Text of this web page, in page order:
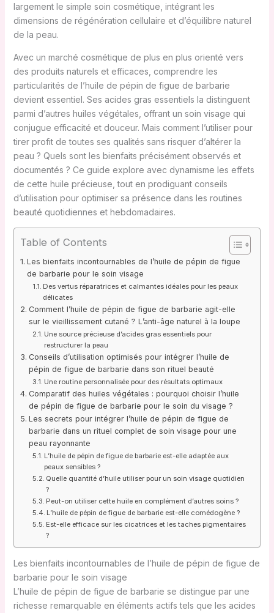
largement le simple soin cosmétique, intégrant les
dimensions de régénération cellulaire et d’équilibre naturel
de la peau.
Avec un marché cosmétique de plus en plus orienté vers
des produits naturels et efficaces, comprendre les
particularités de l’huile de pépin de figue de barbarie
devient essentiel. Ses acides gras essentiels la distinguent
parmi d’autres huiles végétales, offrant un soin visage qui
conjugue efficacité et douceur. Mais comment l’utiliser pour
tirer profit de toutes ses qualités sans risquer d’altérer la
peau ? Quels sont les bienfaits précisément observés et
documentés ? Ce guide explore avec dynamisme les effets
de cette huile précieuse, tout en prodiguant conseils
d’utilisation pour optimiser sa présence dans les routines
beauté quotidiennes et hebdomadaires.
Table of Contents
Les bienfaits incontournables de l’huile de pépin de figue
de barbarie pour le soin visage
Des vertus réparatrices et calmantes idéales pour les peaux
délicates
Comment l’huile de pépin de figue de barbarie agit-elle
sur le vieillissement cutané ? L’anti-âge naturel à la loupe
Une source précieuse d’acides gras essentiels pour
restructurer la peau
Conseils d’utilisation optimisés pour intégrer l’huile de
pépin de figue de barbarie dans son rituel beauté
Une routine personnalisée pour des résultats optimaux
Comparatif des huiles végétales : pourquoi choisir l’huile
de pépin de figue de barbarie pour le soin du visage ?
Les secrets pour intégrer l’huile de pépin de figue de
barbarie dans un rituel complet de soin visage pour une
peau rayonnante
L’huile de pépin de figue de barbarie est-elle adaptée aux
peaux sensibles ?
Quelle quantité d’huile utiliser pour un soin visage quotidien
?
Peut-on utiliser cette huile en complément d’autres soins ?
L’huile de pépin de figue de barbarie est-elle comédogène ?
Est-elle efficace sur les cicatrices et les taches pigmentaires
?
Les bienfaits incontournables de l’huile de pépin de figue de
barbarie pour le soin visage
L’huile de pépin de figue de barbarie se distingue par une
richesse remarquable en éléments actifs tels que les acides